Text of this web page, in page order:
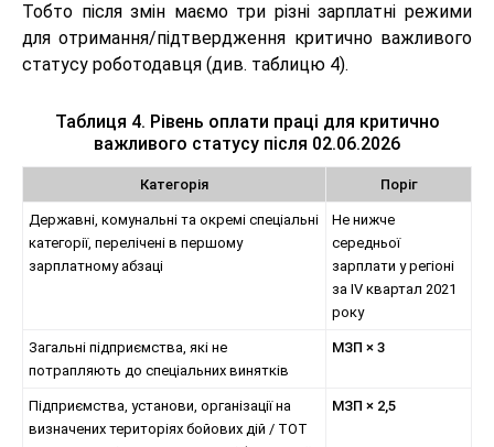
Тобто після змін маємо три різні зарплатні режими
для отримання/підтвердження критично важливого
статусу роботодавця (див. таблицю 4).
Таблиця 4. Рівень оплати праці для критично
важливого статусу після 02.06.2026
Категорія Поріг
Державні, комунальні та окремі спеціальні
категорії, перелічені в першому
зарплатному абзаці
Не нижче
середньої
зарплати у регіоні
за IV квартал 2021
року
Загальні підприємства, які не
потрапляють до спеціальних винятків
МЗП × 3
Підприємства, установи, організації на
визначених територіях бойових дій / ТОТ
МЗП × 2,5